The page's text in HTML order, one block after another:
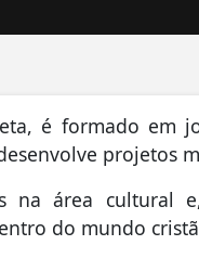
é formado em
projetos
na área cultural
do mundo